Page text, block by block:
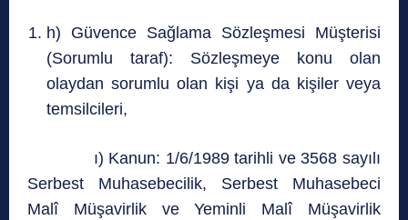
h) Güvence Sağlama Sözleşmesi Müşterisi
(Sorumlu taraf): Sözleşmeye konu olan
olaydan sorumlu olan kişi ya da kişiler veya
temsilcileri,
ı) Kanun: 1/6/1989 tarihli ve 3568 sayılı
Serbest Muhasebecilik, Serbest Muhasebeci
Malî Müşavirlik ve Yeminli Malî Müşavirlik